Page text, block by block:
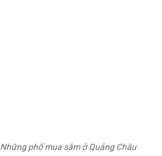
Những phố mua sắm ở Quảng Châu